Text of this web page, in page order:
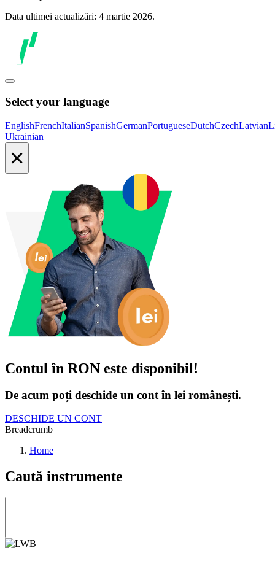
Data ultimei actualizări: 4 martie 2026.
Select your language
EnglishFrenchItalianSpanishGermanPortugueseDutchCzechLatvian
Ukrainian
×
Contul în RON este disponibil!
De acum poți deschide un cont în lei românești.
DESCHIDE UN CONT
Breadcrumb
Home
Caută instrumente